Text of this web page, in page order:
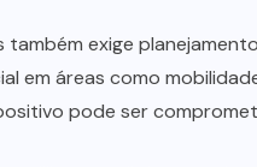
exige
em áreas como
pode ser